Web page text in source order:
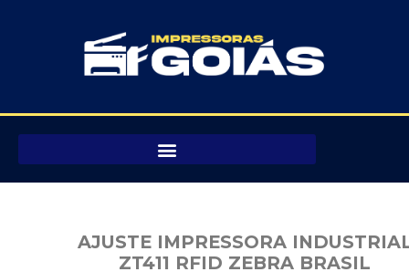
conteúdo
AJUSTE IMPRESSORA
ZT411 RFID ZEBRA BRASIL